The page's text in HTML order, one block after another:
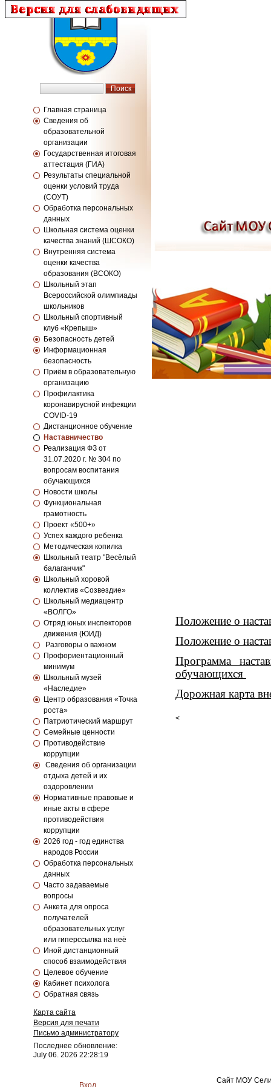
Главная страница
Сведения об
образовательной
организации
Государственная итоговая
аттестация (ГИА)
Результаты специальной
оценки условий труда
(СОУТ)
Обработка персональных
данных
Школьная система оценки
качества знаний (ШСОКО)
Внутренняя система
оценки качества
образования (ВСОКО)
Школьный этап
Всероссийской олимпиады
школьников
Школьный спортивный
клуб «Крепыш»
Безопасность детей
Информационная
безопасность
Приём в образовательную
организацию
Профилактика
коронавирусной инфекции
COVID-19
Дистанционное обучение
Наставничество
Реализация ФЗ от
31.07.2020 г. № 304 по
вопросам воспитания
обучающихся
Новости школы
Функциональная
грамотность
Проект «500+»
Успех каждого ребенка
Методическая копилка
Школьный театр "Весёлый
балаганчик"
Школьный хоровой
коллектив «Созвездие»
Школьный медиацентр
«ВОЛГО»
Отряд юных инспекторов
движения (ЮИД)
Разговоры о важном
Профориентационный
минимум
Школьный музей
«Наследие»
Центр образования «Точка
роста»
Патриотический маршрут
Семейные ценности
Противодействие
коррупции
Сведения об организации
отдыха детей и их
оздоровлении
Нормативные правовые и
иные акты в сфере
противодействия
коррупции
2026 год - год единства
народов России
Обработка персональных
данных
Часто задаваемые
вопросы
Анкета для опроса
получателей
образовательных услуг
или гиперссылка на неё
Иной дистанционный
способ взаимодействия
Целевое обучение
Кабинет психолога
Обратная связь
Карта сайта
Версия для печати
Письмо администратору
Последнее обновление:
July 06. 2026 22:28:19
Положение о
Положение о
Программа
обучающихся
Дорожная карта
<
Вход
Сайт МОУ